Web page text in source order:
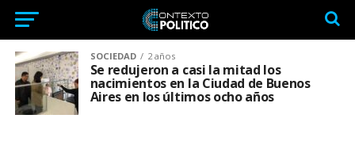
SOCIEDAD 2 años
Se redujeron a casi la mitad los
nacimientos en la Ciudad de Buenos
Aires en los últimos ocho años